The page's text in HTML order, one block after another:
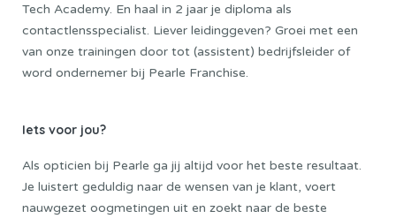
Tech Academy. En haal in 2 jaar je diploma als
contactlensspecialist. Liever leidinggeven? Groei met een
van onze trainingen door tot (assistent) bedrijfsleider of
word ondernemer bij Pearle Franchise.
Iets voor jou?
Als opticien bij Pearle ga jij altijd voor het beste resultaat.
Je luistert geduldig naar de wensen van je klant, voert
nauwgezet oogmetingen uit en zoekt naar de beste